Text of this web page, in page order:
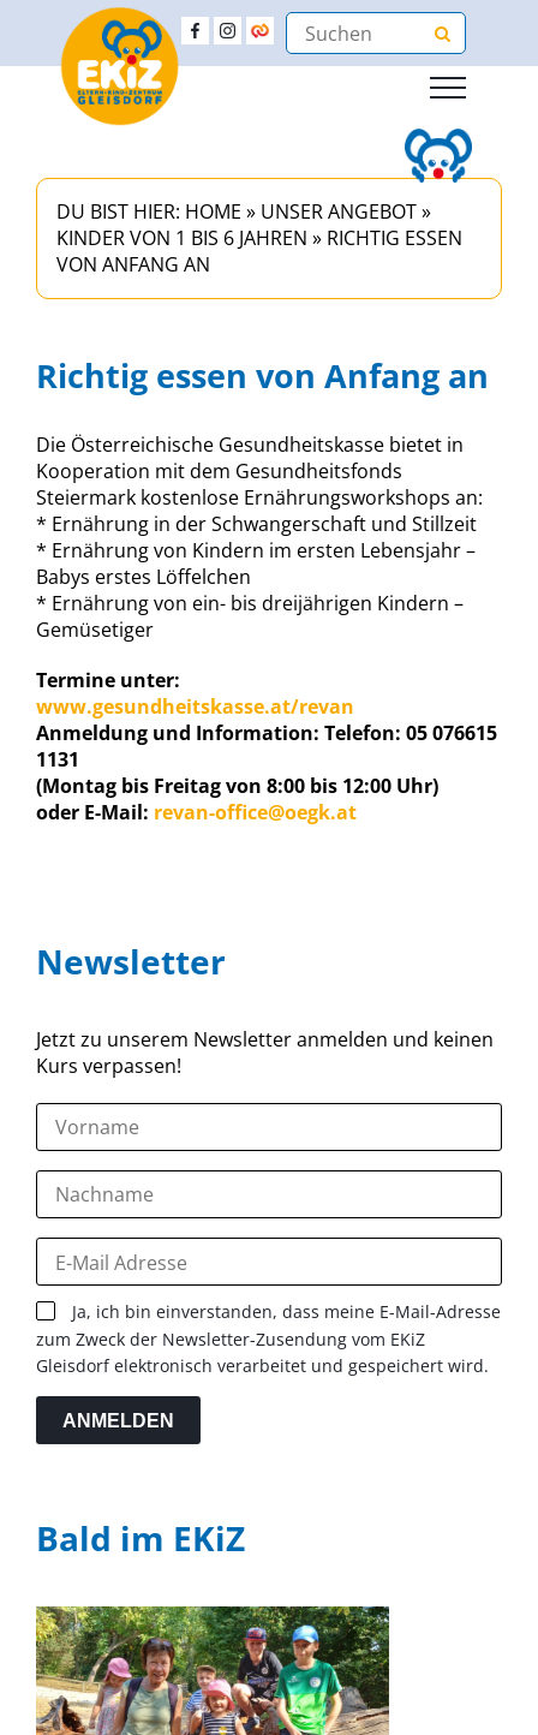
DU BIST HIER: HOME » UNSER ANGEBOT»
KINDER VON 1 BIS 6 JAHREN » RICHTIG ESSEN
VON ANFANG AN
Newsletter
Jetzt zu unserem Newsletter anmelden und keinen
Kurs verpassen!
Ja, ich bin einverstanden, dass meine E-Mail-Adresse
zum Zweck der Newsletter-Zusendung vom EKiZ
Gleisdorf elektronisch verarbeitet und gespeichert wird.
ANMELDEN
Bald im EKiZ
Richtig essen von Anfang an
Die Österreichische Gesundheitskasse bietet in
Kooperation mit dem Gesundheitsfonds
Steiermark kostenlose Ernährungsworkshops an:
* Ernährung in der Schwangerschaft und Stillzeit
* Ernährung von Kindern im ersten Lebensjahr –
Babys erstes Löffelchen
* Ernährung von ein- bis dreijährigen Kindern –
Gemüsetiger
Termine unter:
www.gesundheitskasse.at/revan
Anmeldung und Information: Telefon: 05 076615
1131
(Montag bis Freitag von 8:00 bis 12:00 Uhr)
oder E-Mail: revan-office@oegk.at